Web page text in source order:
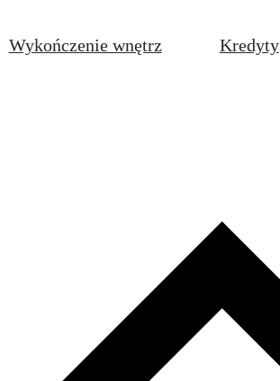
Wykończenie wnętrz Kredyty